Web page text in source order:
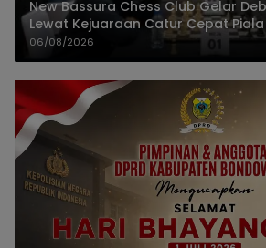
New Bassura Chess Club Gelar
Lewat Kejuaraan Catur Cepat
2026
06/08/2026